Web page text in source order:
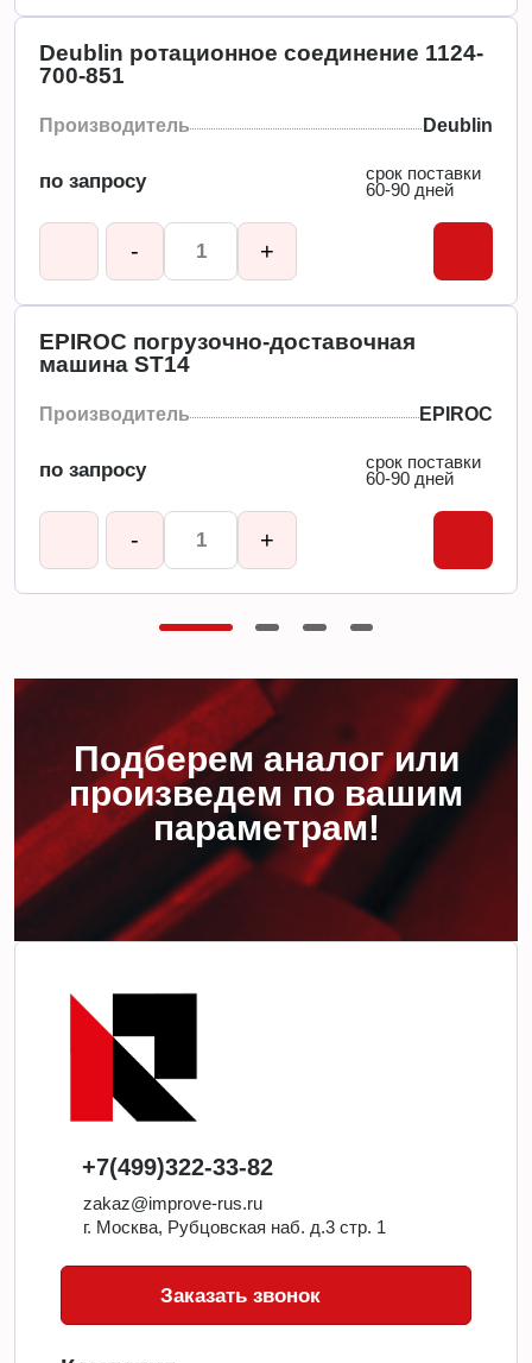
Deublin ротационное соединение 1124-
700-851
Производитель Deublin
по запросу
срок поставки
60-90 дней
- +
EPIROC погрузочно-доставочная
машина ST14
Производитель EPIROC
по запросу
срок поставки
60-90 дней
- +
Подберем аналог или
произведем по вашим
параметрам!
+7(499)322-33-82
zakaz@improve-rus.ru
г. Москва, Рубцовская наб. д.3 стр. 1
Заказать звонок